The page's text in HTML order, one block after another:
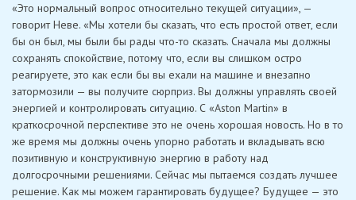
«Это нормальный вопрос относительно текущей ситуации», —
говорит Неве. «Мы хотели бы сказать, что есть простой ответ, если
бы он был, мы были бы рады что-то сказать. Сначала мы должны
сохранять спокойствие, потому что, если вы слишком остро
реагируете, это как если бы вы ехали на машине и внезапно
затормозили — вы получите сюрприз. Вы должны управлять своей
энергией и контролировать ситуацию. С «Aston Martin» в
краткосрочной перспективе это не очень хорошая новость. Но в то
же время мы должны очень упорно работать и вкладывать всю
позитивную и конструктивную энергию в работу над
долгосрочными решениями. Сейчас мы пытаемся создать лучшее
решение. Как мы можем гарантировать будущее? Будущее — это